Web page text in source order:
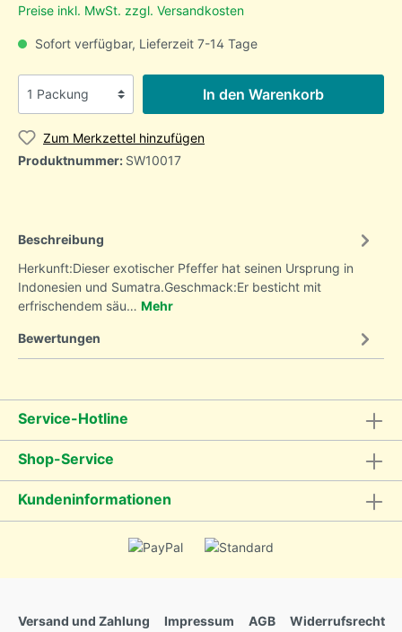
Preise inkl. MwSt. zzgl. Versandkosten
Sofort verfügbar, Lieferzeit 7-14 Tage
In den Warenkorb
Zum Merkzettel hinzufügen
Produktnummer: SW10017
Beschreibung
Herkunft:Dieser exotischer Pfeffer hat seinen Ursprung in
Indonesien und Sumatra.Geschmack:Er besticht mit
erfrischendem säu… Mehr
Bewertungen
Service-Hotline
Shop-Service
Kundeninformationen
Versand und Zahlung Impressum AGB Widerrufsrecht